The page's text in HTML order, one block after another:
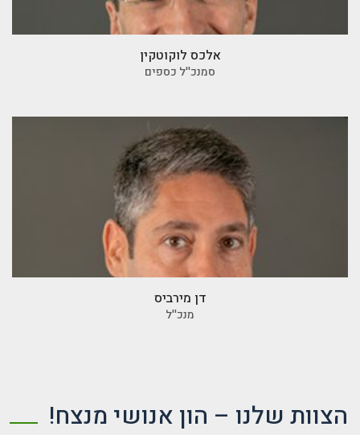
אלכס לוקוטקין
סמנכ''ל כספים
דן מירביס
מנכ''ל
הצוות שלנו – הון אנושי מנצח!